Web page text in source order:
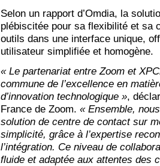
Selon un rapport d’Omdia, la
plébiscitée pour sa flexibilité et sa
outils dans une interface unique,
utilisateur simplifiée et homogène.
« Le partenariat entre Zoom et
commune de l’excellence en
d’innovation technologique »,
France de Zoom. « Ensemble,
solution de centre de contact sur
simplicité, grâce à l’expertise
l’intégration. Ce niveau de
fluide et adaptée aux attentes des